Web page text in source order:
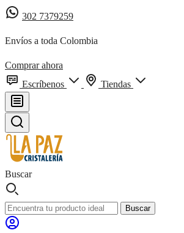
302 7379259
Envíos a toda Colombia
Comprar ahora
Escríbenos
Tiendas
Buscar
Buscar